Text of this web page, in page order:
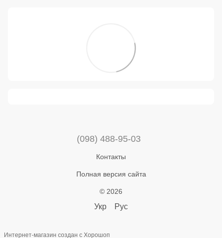
(098) 488-95-03
Контакты
Полная версия сайта
© 2026
Укр Рус
Интернет-магазин создан с Хорошоп